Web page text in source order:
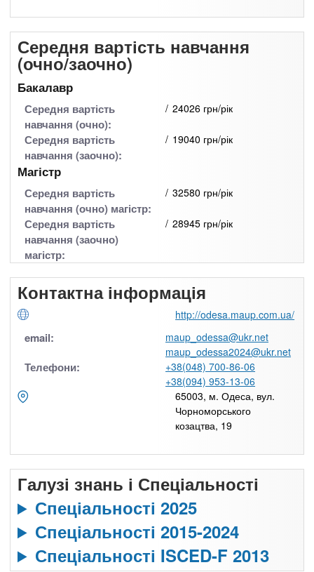
Середня вартість навчання
(очно/заочно)
Бакалавр
Середня вартість
навчання (очно):
24026 грн/рік
Середня вартість
навчання (заочно):
19040 грн/рік
Магістр
Середня вартість
навчання (очно) магістр:
32580 грн/рік
Середня вартість
навчання (заочно)
магістр:
28945 грн/рік
Контактна інформація
http://odesa.maup.com.ua/
email:
maup_odessa@ukr.net
maup_odessa2024@ukr.net
Телефони:
+38(048) 700-86-06
+38(094) 953-13-06
65003, м. Одеса, вул.
Чорноморського
козацтва, 19
Галузі знань і Спеціальності
Спеціальності 2025
Спеціальності 2015-2024
Спеціальності ISCED-F 2013